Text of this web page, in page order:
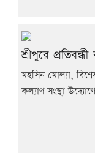
শ্রীপুরে
মহসিন মোল্যা,
কল্যাণ সংস্থা